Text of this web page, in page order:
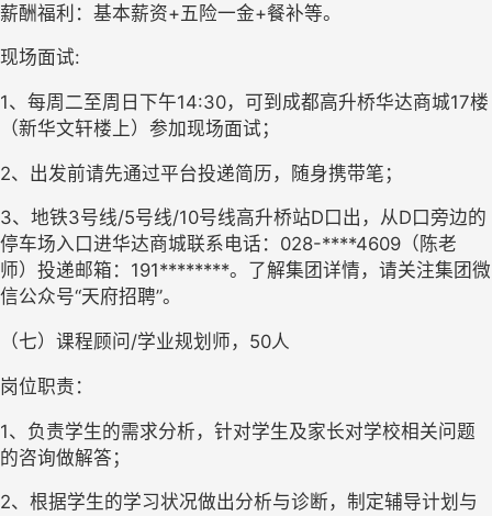
薪酬福利：基本薪资+五险一金+餐补等。
现场面试:
1、每周二至周日下午14:30，可到成都高升桥华达商城17楼
（新华文轩楼上）参加现场面试；
2、出发前请先通过平台投递简历，随身携带笔；
3、地铁3号线/5号线/10号线高升桥站D口出，从D口旁边的
停车场入口进华达商城联系电话：028-****4609（陈老
师）投递邮箱：191********。了解集团详情，请关注集团微
信公众号“天府招聘”。
（七）课程顾问/学业规划师，50人
岗位职责：
1、负责学生的需求分析，针对学生及家长对学校相关问题
的咨询做解答；
2、根据学生的学习状况做出分析与诊断，制定辅导计划与